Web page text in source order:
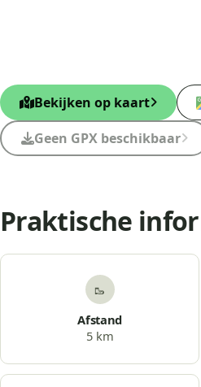
Bekijken op kaart
Geen GPX beschikbaar
Praktische
🥾
Afstand
5 km